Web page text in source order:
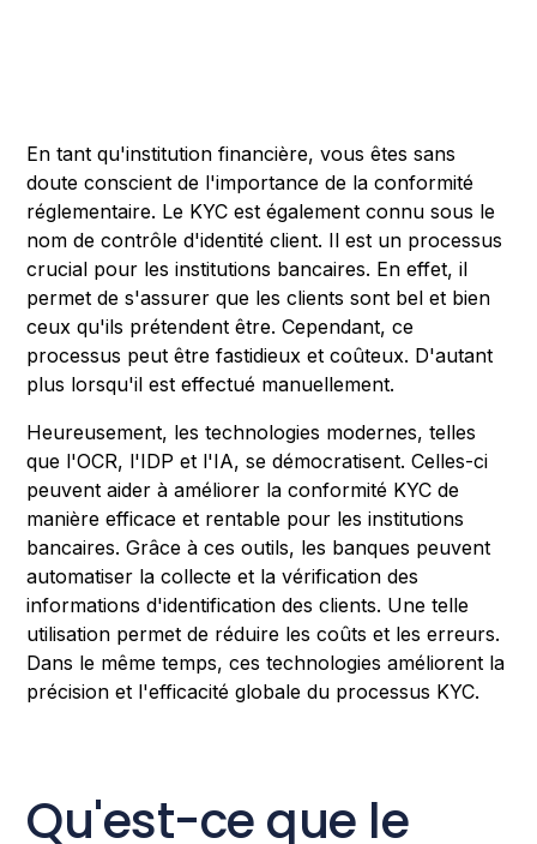
En tant qu'institution financière, vous êtes sans
doute conscient de l'importance de la conformité
réglementaire. Le KYC est également connu sous le
nom de contrôle d'identité client. Il est un processus
crucial pour les institutions bancaires. En effet, il
permet de s'assurer que les clients sont bel et bien
ceux qu'ils prétendent être. Cependant, ce
processus peut être fastidieux et coûteux. D'autant
plus lorsqu'il est effectué manuellement.
Heureusement, les technologies modernes, telles
que l'OCR, l'IDP et l'IA, se démocratisent. Celles-ci
peuvent aider à améliorer la conformité KYC de
manière efficace et rentable pour les institutions
bancaires. Grâce à ces outils, les banques peuvent
automatiser la collecte et la vérification des
informations d'identification des clients. Une telle
utilisation permet de réduire les coûts et les erreurs.
Dans le même temps, ces technologies améliorent la
précision et l'efficacité globale du processus KYC.
Qu'est-ce que le